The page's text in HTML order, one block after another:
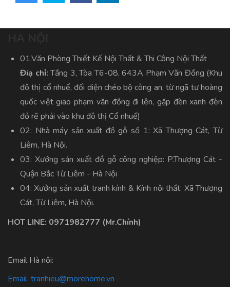
01.Văn Phòng Thiết Kế Nội Thất & Thi Công Nội Thất
Điạ chỉ:Tầng 3, Tòa T6-08, 643A Phạm Văn Đồng (Khu
đô thị cổ nhuế, đối diện chéo bộ công an, từ ngã tư hoàng
quốc việt giao phạm văn đồng đi lên, gặp đèn xanh đèn
đỏ rẽ phải vào khu đô thị Cổ nhuế)
02: Nhà máy sản xuất đồ gỗ số 1: Xã Thượng Cát, Từ
Liêm, Hà Nội.
03: Xưởng sản xuất đồ gỗ công nghiệp: P.Thượng Cát -
Quận Bắc Từ Liêm - Hà Nội
04: Xưởng sản xuất tranh kính & Kính nội thất: Xã Thượng
Cát, Từ Liêm, Hà Nội.
HOT LINE: 0971982777 (Mr.Chính)
Email Hà nội:
Email: tranhieu@morehome.vn